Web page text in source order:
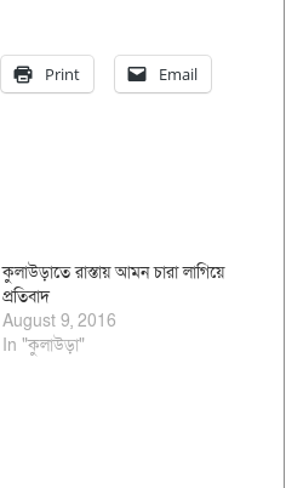
Print Email
কুলাউড়াতে রাস্তায় আমন চারা লাগিয়ে
প্রতিবাদ
August 9, 2016
In "কুলাউড়া"